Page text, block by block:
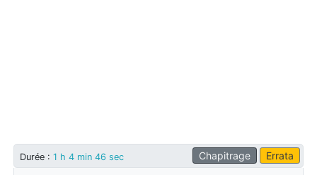
Durée : 1 h 4 min 46 sec Errata
Chapitrage